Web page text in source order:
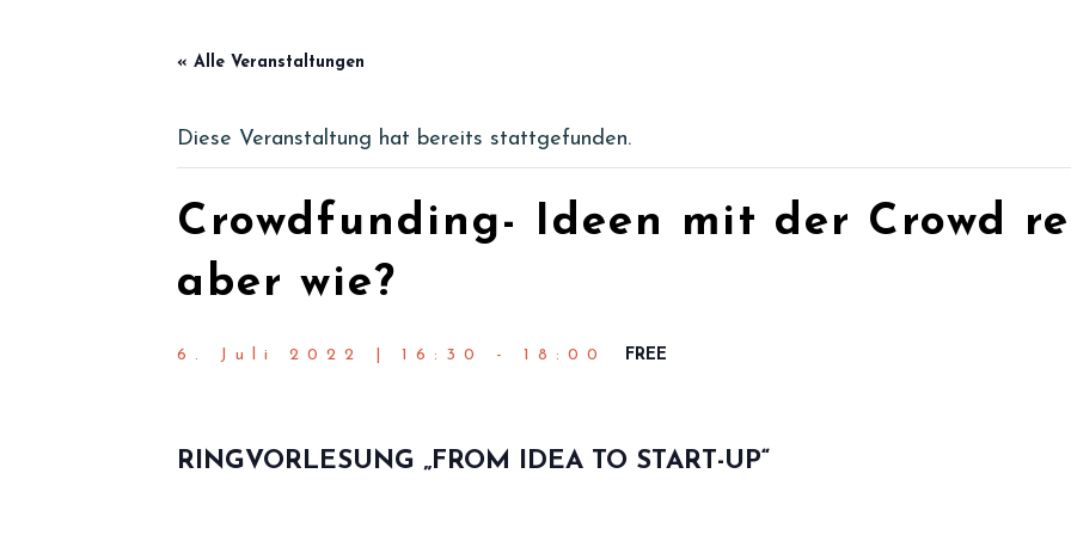
« Alle Veranstaltungen
Diese Veranstaltung hat bereits stattgefunden.
Crowdfunding- Ideen mit der Crowd
aber wie?
6. Juli 2022 | 16:30 - 18:00 FREE
RINGVORLESUNG „FROM IDEA TO START-UP“